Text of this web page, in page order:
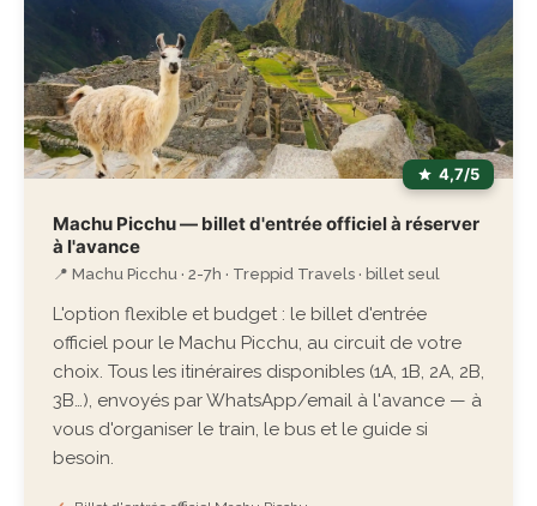
4,7/5
Machu Picchu — billet d'entrée officiel à réserver
à l'avance
📍 Machu Picchu · 2-7h · Treppid Travels · billet seul
L'option flexible et budget : le billet d'entrée
officiel pour le Machu Picchu, au circuit de votre
choix. Tous les itinéraires disponibles (1A, 1B, 2A, 2B,
3B…), envoyés par WhatsApp/email à l'avance — à
vous d'organiser le train, le bus et le guide si
besoin.